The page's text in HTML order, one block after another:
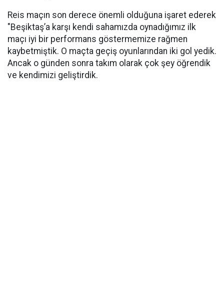
Reis maçın son derece önemli olduğuna işaret ederek
"Beşiktaş’a karşı kendi sahamızda oynadığımız ilk
maçı iyi bir performans göstermemize rağmen
kaybetmiştik. O maçta geçiş oyunlarından iki gol yedik.
Ancak o günden sonra takım olarak çok şey öğrendik
ve kendimizi geliştirdik.